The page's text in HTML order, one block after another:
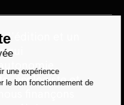
d'édition et un
écologiste et
finançons